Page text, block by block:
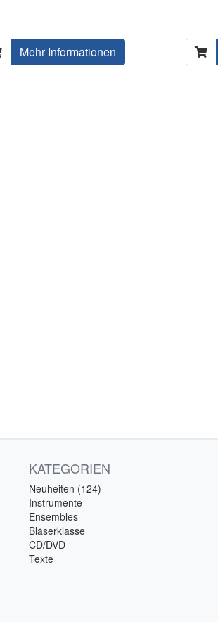
Mehr Informationen
KATEGORIEN
Neuheiten (124)
Instrumente
Ensembles
Bläserklasse
CD/DVD
Texte